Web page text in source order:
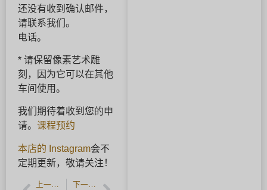
还没有收到确认邮件，
请联系我们。
电话。
* 请保留像素艺术雕
刻，因为它可以在其他
车间使用。
我们期待着收到您的申
请。 课程预约
本店的 Instagram会不
定期更新，敬请关注！
上一篇文章 下一篇文章